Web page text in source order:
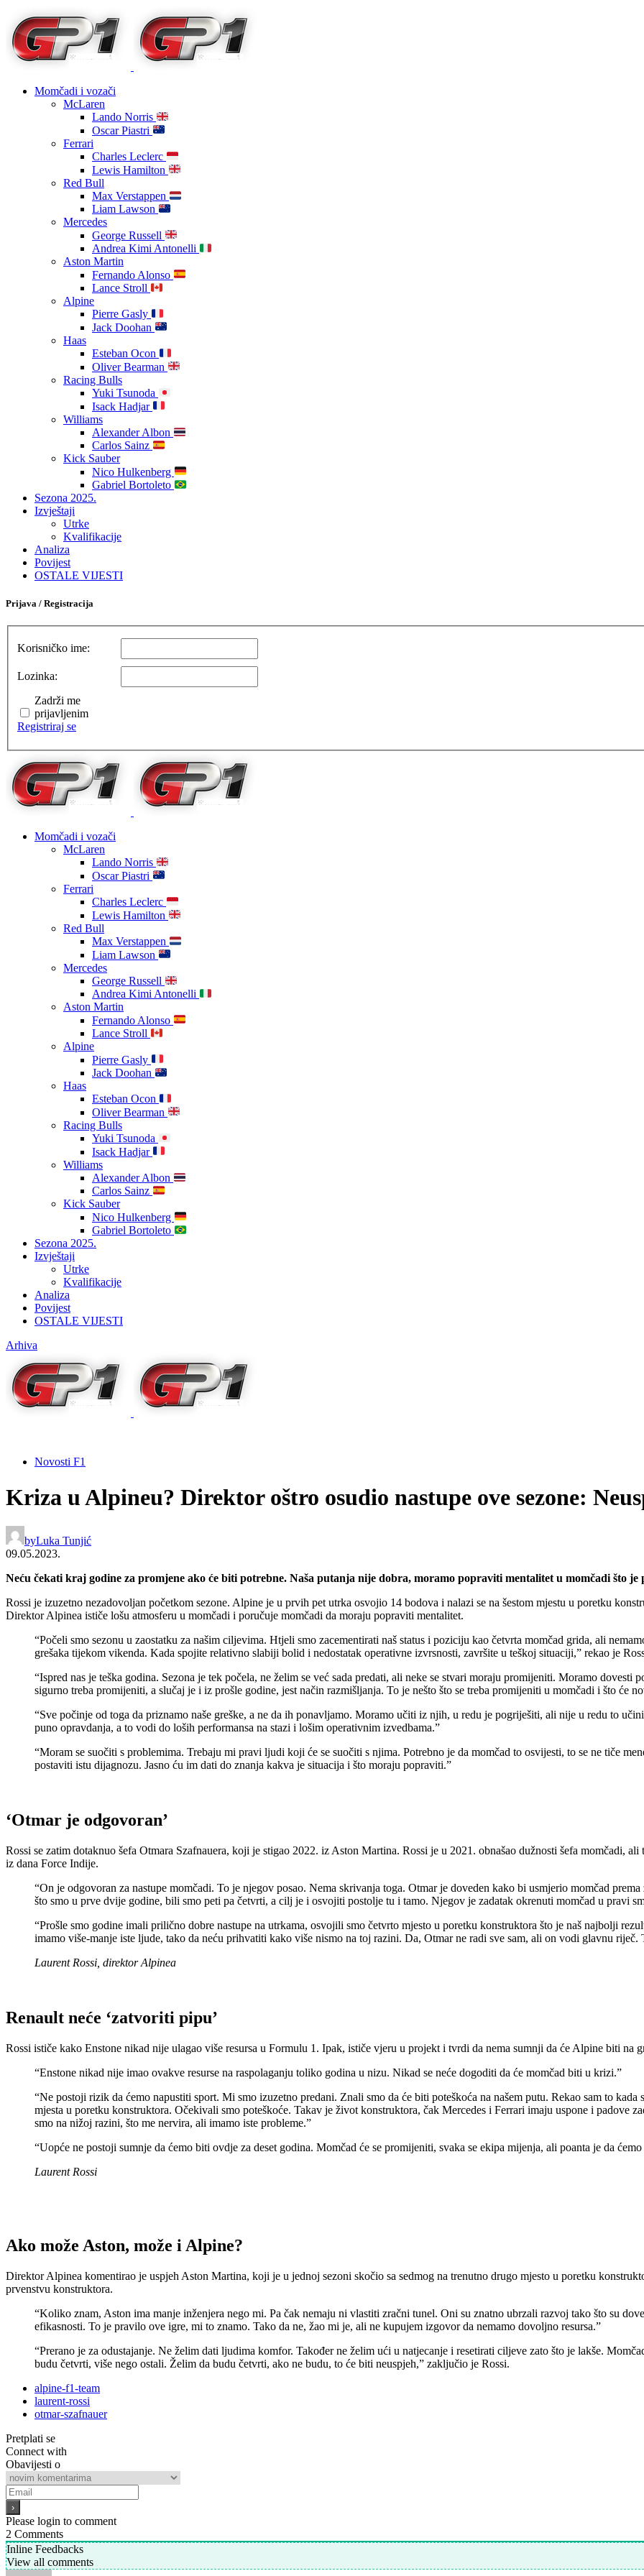
Momčadi i vozači
McLaren
Lando Norris
Oscar Piastri
Ferrari
Charles Leclerc
Lewis Hamilton
Red Bull
Max Verstappen
Liam Lawson
Mercedes
George Russell
Andrea Kimi Antonelli
Aston Martin
Fernando Alonso
Lance Stroll
Alpine
Pierre Gasly
Jack Doohan
Haas
Esteban Ocon
Oliver Bearman
Racing Bulls
Yuki Tsunoda
Isack Hadjar
Williams
Alexander Albon
Carlos Sainz
Kick Sauber
Nico Hulkenberg
Gabriel Bortoleto
Sezona 2025.
Izvještaji
Utrke
Kvalifikacije
Analiza
Povijest
OSTALE VIJESTI
Prijava / Registracija
Korisničko ime:
Lozinka:
Zadrži me
prijavljenim
Registriraj se
Momčadi i vozači
McLaren
Lando Norris
Oscar Piastri
Ferrari
Charles Leclerc
Lewis Hamilton
Red Bull
Max Verstappen
Liam Lawson
Mercedes
George Russell
Andrea Kimi Antonelli
Aston Martin
Fernando Alonso
Lance Stroll
Alpine
Pierre Gasly
Jack Doohan
Haas
Esteban Ocon
Oliver Bearman
Racing Bulls
Yuki Tsunoda
Isack Hadjar
Williams
Alexander Albon
Carlos Sainz
Kick Sauber
Nico Hulkenberg
Gabriel Bortoleto
Sezona 2025.
Izvještaji
Utrke
Kvalifikacije
Analiza
Povijest
OSTALE VIJESTI
Arhiva
Novosti F1
Kriza u Alpineu? Direktor oštro osudio nastupe ove sezone:
byLuka Tunjić
09.05.2023.
Neću čekati kraj godine za promjene ako će biti potrebne. Naša putanja nije dobra, moramo popraviti mentalitet u momčadi što
Rossi je izuzetno nezadovoljan početkom sezone. Alpine je u prvih pet utrka osvojio 14 bodova i nalazi se na šestom mjestu u poretku
Direktor Alpinea ističe lošu atmosferu u momčadi i poručuje momčadi da moraju popraviti mentalitet.
“Počeli smo sezonu u zaostatku za našim ciljevima. Htjeli smo zacementirati naš status i poziciju kao četvrta momčad grida, ali
grešaka tijekom vikenda. Kada spojite relativno slabiji bolid i nedostatak operativne izvrsnosti, završite u teškoj situaciji,” rekao je
“Ispred nas je teška godina. Sezona je tek počela, ne želim se već sada predati, ali neke se stvari moraju promijeniti. Moramo
sigurno treba promijeniti, a slučaj je i iz prošle godine, jest način razmišljanja. To je nešto što se treba promijeniti u momčadi i što će
“Sve počinje od toga da priznamo naše greške, a ne da ih ponavljamo. Moramo učiti iz njih, u redu je pogriješiti, ali nije u redu to
puno opravdanja, a to vodi do loših performansa na stazi i lošim operativnim izvedbama.”
“Moram se suočiti s problemima. Trebaju mi pravi ljudi koji će se suočiti s njima. Potrebno je da momčad to osvijesti, to se ne tiče
postaviti istu dijagnozu. Jasno ću im dati do znanja kakva je situacija i što moraju popraviti.”
‘Otmar je odgovoran’
Rossi se zatim dotaknuo šefa Otmara Szafnauera, koji je stigao 2022. iz Aston Martina. Rossi je u 2021. obnašao dužnosti šefa momčadi,
iz dana Force Indije.
“On je odgovoran za nastupe momčadi. To je njegov posao. Nema skrivanja toga. Otmar je doveden kako bi usmjerio momčad
što smo u prve dvije godine, bili smo peti pa četvrti, a cilj je i osvojiti postolje tu i tamo. Njegov je zadatak okrenuti momčad u pravi
“Prošle smo godine imali prilično dobre nastupe na utrkama, osvojili smo četvrto mjesto u poretku konstruktora što je naš najbolji
imamo više-manje iste ljude, tako da neću prihvatiti kako više nismo na toj razini. Da, Otmar ne radi sve sam, ali on vodi glavnu riječ.
Laurent Rossi, direktor Alpinea
Renault neće ‘zatvoriti pipu’
Rossi ističe kako Enstone nikad nije ulagao više resursa u Formulu 1. Ipak, ističe vjeru u projekt i tvrdi da nema sumnji da će Alpine biti na
“Enstone nikad nije imao ovakve resurse na raspolaganju toliko godina u nizu. Nikad se neće dogoditi da će momčad biti u krizi.”
“Ne postoji rizik da ćemo napustiti sport. Mi smo izuzetno predani. Znali smo da će biti poteškoća na našem putu. Rekao sam to
mjesta u poretku konstruktora. Očekivali smo poteškoće. Takav je život konstruktora, čak Mercedes i Ferrari imaju uspone i padove
smo na nižoj razini, što me nervira, ali imamo iste probleme.”
“Uopće ne postoji sumnje da ćemo biti ovdje za deset godina. Momčad će se promijeniti, svaka se ekipa mijenja, ali poanta je da
Laurent Rossi
Ako može Aston, može i Alpine?
Direktor Alpinea komentirao je uspjeh Aston Martina, koji je u jednoj sezoni skočio sa sedmog na trenutno drugo mjesto u poretku
prvenstvu konstruktora.
“Koliko znam, Aston ima manje inženjera nego mi. Pa čak nemaju ni vlastiti zračni tunel. Oni su znatno ubrzali razvoj tako što su
efikasnosti. To je pravilo ove igre, mi to znamo. Tako da ne, žao mi je, ali ne kupujem izgovor da nemamo dovoljno resursa.”
“Prerano je za odustajanje. Ne želim dati ljudima komfor. Također ne želim ući u natjecanje i resetirati ciljeve zato što je lakše.
budu četvrti, više nego ostali. Želim da budu četvrti, ako ne budu, to će biti neuspjeh,” zaključio je Rossi.
alpine-f1-team
laurent-rossi
otmar-szafnauer
Pretplati se
Connect with
Obavijesti o
Please login to comment
2 Comments
Inline Feedbacks
View all comments